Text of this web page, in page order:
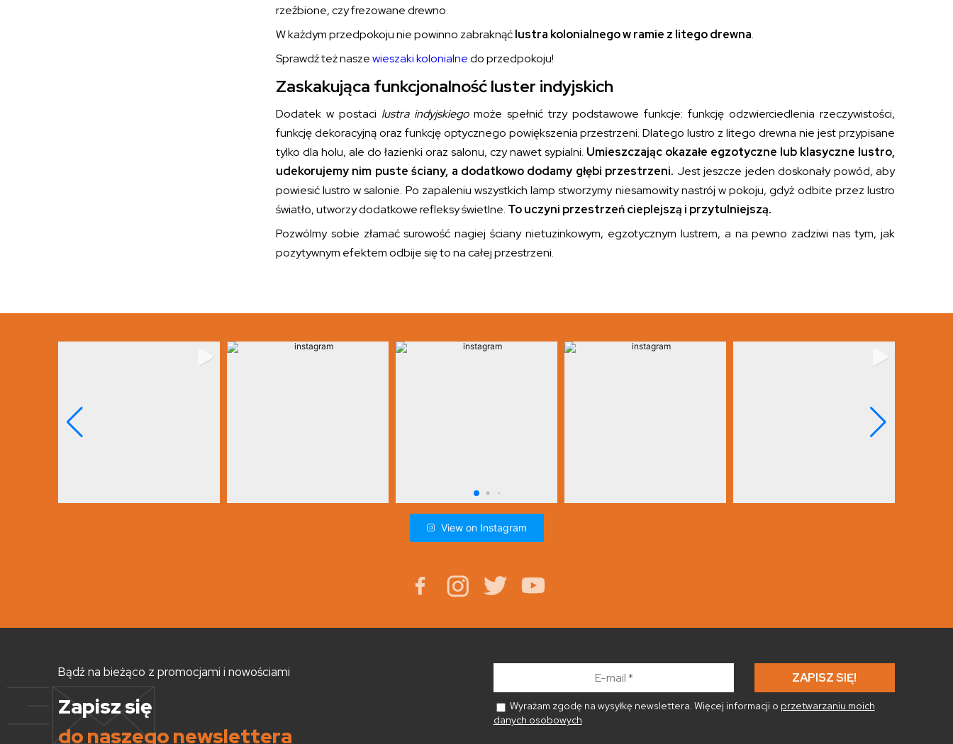
rzeźbione, czy frezowane drewno.
W każdym przedpokoju nie powinno zabraknąćlustra kolonialnego w ramie z litego drewna.
Sprawdź też naszewieszaki kolonialnedo przedpokoju!
Zaskakująca funkcjonalność luster indyjskich
Dodatek w postaci lustra indyjskiegomoże spełnić trzy podstawowe funkcje: funkcję odzwierciedlenia rzeczywistości,
funkcję dekoracyjną oraz funkcję optycznego powiększenia przestrzeni. Dlatego lustro z litego drewna nie jest przypisane
tylko dla holu, ale do łazienki oraz salonu, czy nawet sypialni. Umieszczając okazałe egzotyczne lub klasyczne lustro,
udekorujemy nim puste ściany, a dodatkowo dodamy głębi przestrzeni. Jest jeszcze jeden doskonały powód, aby
powiesić lustro w salonie. Po zapaleniu wszystkich lamp stworzymy niesamowity nastrój w pokoju, gdyż odbite przez lustro
światło, utworzy dodatkowe refleksy świetlne. To uczyni przestrzeń cieplejszą i przytulniejszą.
Pozwólmy sobie złamać surowość nagiej ściany nietuzinkowym, egzotycznym lustrem, a na pewno zadziwi nas tym, jak
pozytywnym efektem odbije się to na całej przestrzeni.
View on Instagram
Bądź na bieżąco z promocjami i nowościami
Zapisz się
do naszego newslettera
Wyrażam zgodę na wysyłkę newslettera. Więcej informacji o przetwarzaniu moich
danych osobowych